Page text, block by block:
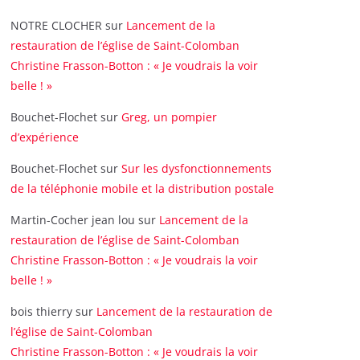
NOTRE CLOCHER sur Lancement de la
restauration de l’église de Saint-Colomban
Christine Frasson-Botton : « Je voudrais la voir
belle ! »
Bouchet-Flochet sur Greg, un pompier
d’expérience
Bouchet-Flochet sur Sur les dysfonctionnements
de la téléphonie mobile et la distribution postale
Martin-Cocher jean lou sur Lancement de la
restauration de l’église de Saint-Colomban
Christine Frasson-Botton : « Je voudrais la voir
belle ! »
bois thierry sur Lancement de la restauration de
l’église de Saint-Colomban
Christine Frasson-Botton : « Je voudrais la voir